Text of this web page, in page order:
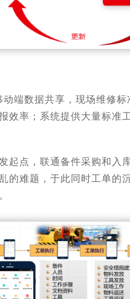
端数据共享，现场维修
效率；系统提供大量标准
起点，联通备件采购和入
的难题，于此同时工单的